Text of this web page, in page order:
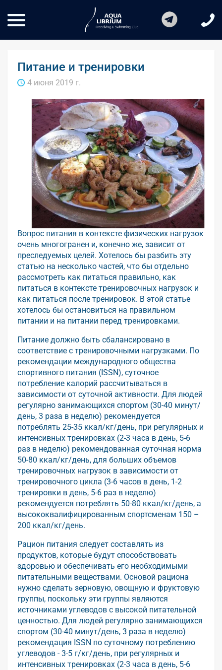
Питание и тренировки
4 июня 2019 г.
Вопрос питания в контексте физических нагрузок
очень многогранен и, конечно же, зависит от
преследуемых целей. Хотелось бы разбить эту
статью на несколько частей, что бы отдельно
рассмотреть как питаться правильно, как
питаться в контексте тренировочных нагрузок и
как питаться после тренировок. В этой статье
хотелось бы остановиться на правильном
питании и на питании перед тренировками.
Питание должно быть сбалансировано в
соответствие с тренировочными нагрузками. По
рекомендации международного общества
спортивного питания (ISSN), суточное
потребление калорий рассчитываться в
зависимости от суточной активности. Для людей
регулярно занимающихся спортом (30-40 минут/
день, 3 раза в неделю) рекомендуется
потреблять 25-35 ккал/кг/день, при регулярных и
интенсивных тренировках (2-3 часа в день, 5-6
раз в неделю) рекомендованная суточная норма
50-80 ккал/кг/день, для больших объемов
тренировочных нагрузок в зависимости от
тренировочного цикла (3-6 часов в день, 1-2
тренировки в день, 5-6 раз в неделю)
рекомендуется потреблять 50-80 ккал/кг/день, а
высококвалифицированным спортсменам 150 –
200 ккал/кг/день.
Рацион питания следует составлять из
продуктов, которые будут способствовать
здоровью и обеспечивать его необходимыми
питательными веществами. Основой рациона
нужно сделать зерновую, овощную и фруктовую
группы, поскольку эти группы являются
источниками углеводов с высокой питательной
ценностью. Для людей регулярно занимающихся
спортом (30-40 минут/день, 3 раза в неделю)
рекомендация ISSN по суточному потреблению
углеводов - 3-5 г/кг/день, при регулярных и
интенсивных тренировках (2-3 часа в день, 5-6